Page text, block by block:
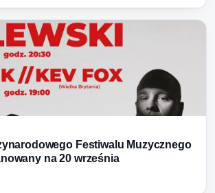
Festiwalu Muzycznego
na 20 września